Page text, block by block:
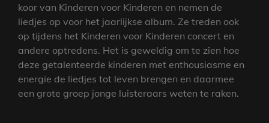
koor van Kinderen voor Kinderen en nemen de
liedjes op voor het jaarlijkse album. Ze treden ook
op tijdens het Kinderen voor Kinderen concert en
andere optredens. Het is geweldig om te zien hoe
deze getalenteerde kinderen met enthousiasme en
energie de liedjes tot leven brengen en daarmee
een grote groep jonge luisteraars weten te raken.